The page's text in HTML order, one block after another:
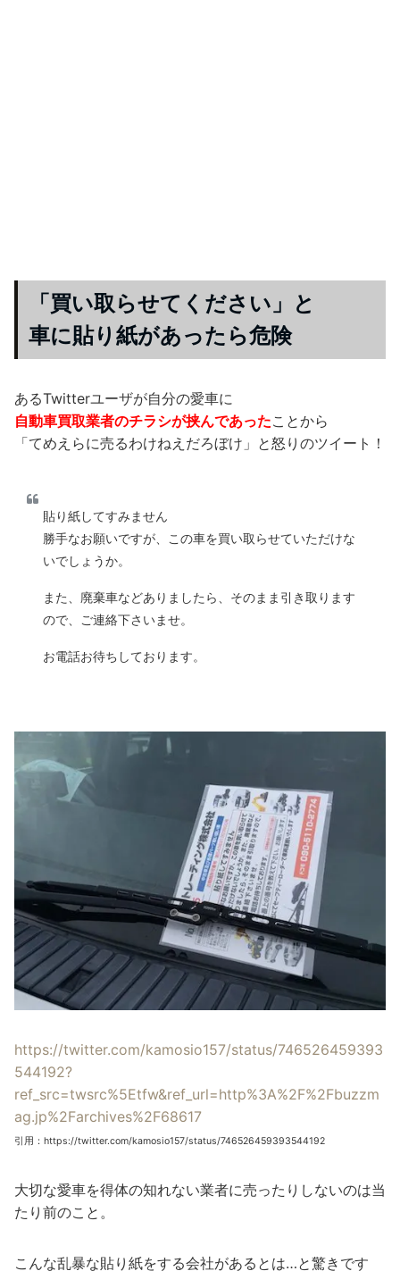
「買い取らせてください」と
車に貼り紙があったら危険
あるTwitterユーザが自分の愛車に
自動車買取業者のチラシが挟んであったことから
「てめえらに売るわけねえだろぼけ」と怒りのツイート！
貼り紙してすみません
勝手なお願いですが、この車を買い取らせていただけな
いでしょうか。
また、廃棄車などありましたら、そのまま引き取ります
ので、ご連絡下さいませ。
お電話お待ちしております。
https://twitter.com/kamosio157/status/746526459393
544192?
ref_src=twsrc%5Etfw&ref_url=http%3A%2F%2Fbuzzm
ag.jp%2Farchives%2F68617
引用：https://twitter.com/kamosio157/status/746526459393544192
大切な愛車を得体の知れない業者に売ったりしないのは当
たり前のこと。
こんな乱暴な貼り紙をする会社があるとは…と驚きです